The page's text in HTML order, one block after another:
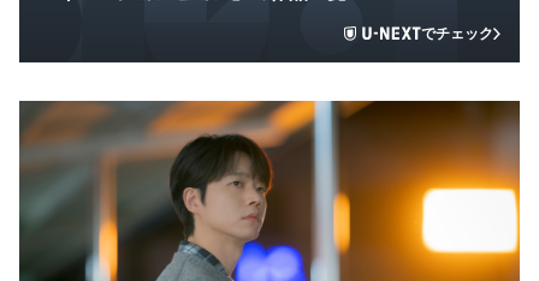
でチェック